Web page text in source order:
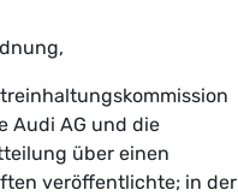
Audi AG und die
über einen
veröffentlichte; in der